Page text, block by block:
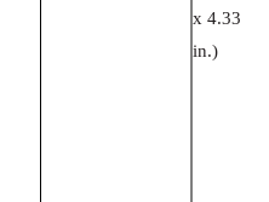
x 4.33
in.)